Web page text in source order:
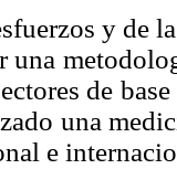
y de
una
de
una
e